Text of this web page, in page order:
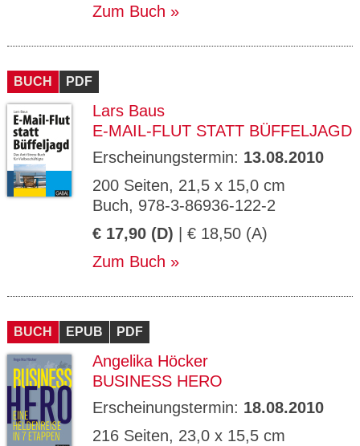
Zum Buch
BUCH PDF
Lars Baus
E-MAIL-FLUT STATT BÜFFELJAGD
Erscheinungstermin: 13.08.2010
200 Seiten, 21,5 x 15,0 cm
Buch, 978-3-86936-122-2
€ 17,90 (D) | € 18,50 (A)
Zum Buch
BUCH EPUB PDF
Angelika Höcker
BUSINESS HERO
Erscheinungstermin: 18.08.2010
216 Seiten, 23,0 x 15,5 cm